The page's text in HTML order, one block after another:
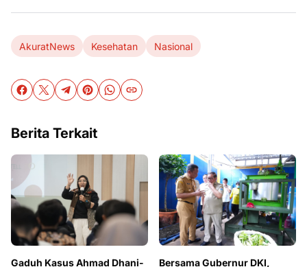
AkuratNews Kesehatan Nasional
Berita Terkait
Gaduh Kasus Ahmad Dhani- Bersama Gubernur DKI,